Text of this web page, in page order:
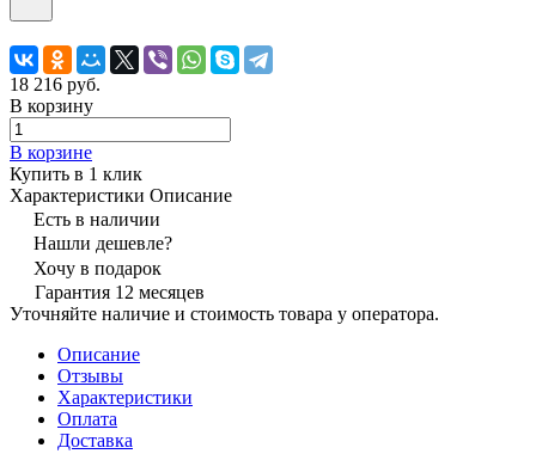
18 216 руб.
В корзину
В корзине
Купить в 1 клик
Характеристики Описание
Есть в наличии
Нашли дешевле?
Хочу в подарок
Гарантия 12 месяцев
Уточняйте наличие и стоимость товара у оператора.
Описание
Отзывы
Характеристики
Оплата
Доставка